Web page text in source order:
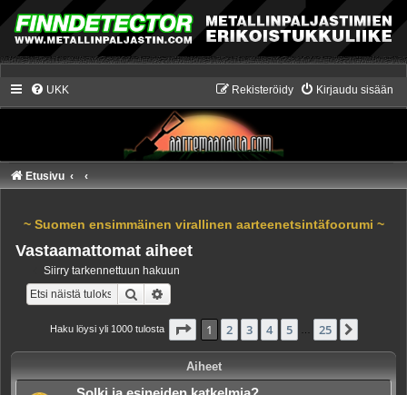
UKK Kirjaudu sisään
Rekisteröidy
Etusivu
~ Suomen ensimmäinen virallinen aarteenetsintäfoorumi ~
Vastaamattomat aiheet
Siirry tarkennettuun hakuun
Etsi
Haku löysi yli 1000 tulosta Sivu /25
1 2 3 4 5 25
Aiheet